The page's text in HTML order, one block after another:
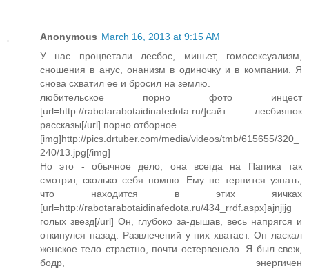
Anonymous March 16, 2013 at 9:15 AM
У нас процветали лесбос, миньет, гомосексуализм,
сношения в анус, онанизм в одиночку и в компании. Я
снова схватил ее и бросил на землю.
любительское порно фото инцест
[url=http://rabotarabotaidinafedota.ru/]сайт лесбиянок
рассказы[/url] порно отборное
[img]http://pics.drtuber.com/media/videos/tmb/615655/320_
240/13.jpg[/img]
Но это - обычное дело, она всегда на Папика так
смотрит, сколько себя помню. Ему не терпится узнать,
что находится в этих яичках
[url=http://rabotarabotaidinafedota.ru/434_rrdf.aspx]ajnjijg
голых звезд[/url] Он, глубоко за-дышав, весь напрягся и
откинулся назад. Развлечений у них хватает. Он ласкал
женское тело страстно, почти остервенело. Я был свеж,
бодр, энергичен